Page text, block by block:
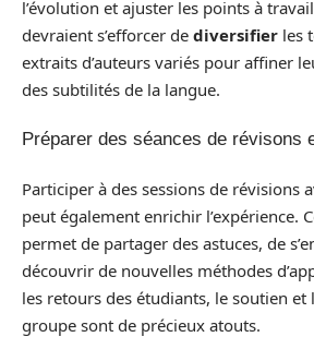
l’évolution et ajuster les points à
devraient s’efforcer de diversifier les
extraits d’auteurs variés pour affiner
des subtilités de la langue.
Préparer des séances de révisons
Participer à des sessions de révisions
peut également enrichir l’expérience.
permet de partager des astuces, de
découvrir de nouvelles méthodes
les retours des étudiants, le soutien et
groupe sont de précieux atouts.